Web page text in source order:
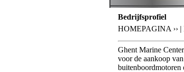
Bedrijfsprofiel
HOMEPAGINA ›› |
Ghent Marine
voor de aankoop